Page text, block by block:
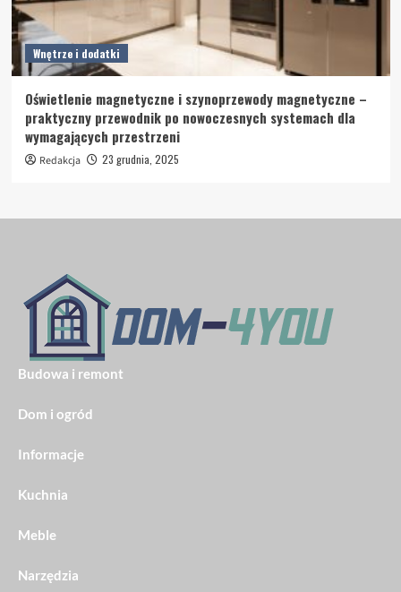
Wnętrze i dodatki
Oświetlenie magnetyczne i szynoprzewody magnetyczne –
praktyczny przewodnik po nowoczesnych systemach dla
wymagających przestrzeni
Redakcja 23 grudnia, 2025
Budowa i remont
Dom i ogród
Informacje
Kuchnia
Meble
Narzędzia